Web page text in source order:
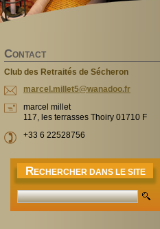
CONTACT
Club des Retraités de Sécheron
marcel.millet5@wanadoo.fr
marcel millet
117, les terrasses Thoiry 01710 F
+33 6 22528756
RECHERCHER DANS LE SITE